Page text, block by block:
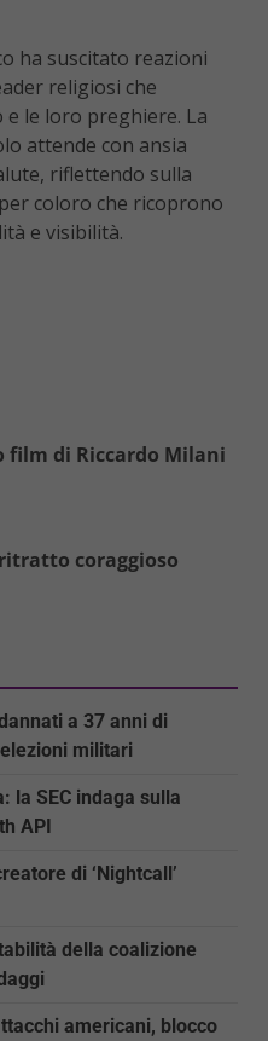
ha suscitato reazioni
religiosi che
le loro preghiere. La
attende con ansia
riflettendo sulla
coloro che ricoprono
e visibilità.
film di Riccardo Milani
coraggioso
a 37 anni di
militari
la SEC indaga sulla
API
di ‘Nightcall’
della coalizione
americani, blocco